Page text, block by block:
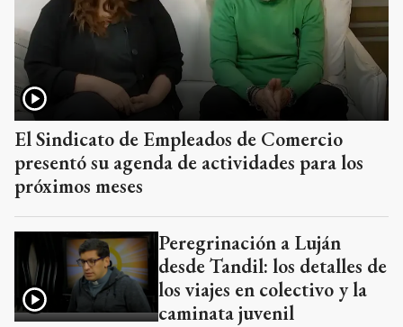
El Sindicato de Empleados de Comercio
presentó su agenda de actividades para los
próximos meses
Peregrinación a Luján
desde Tandil: los detalles de
los viajes en colectivo y la
caminata juvenil